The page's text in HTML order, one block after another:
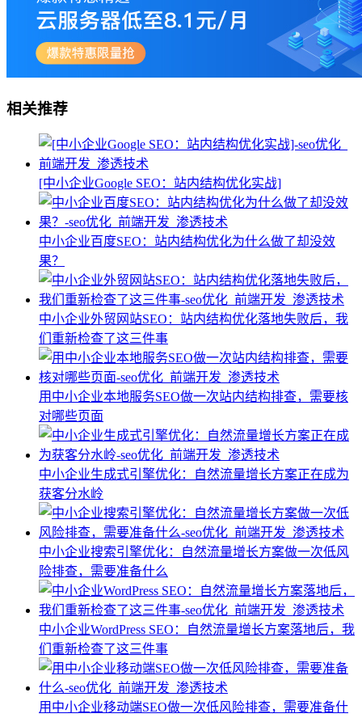
相关推荐
[中小企业Google SEO：站内结构优化实战]
中小企业百度SEO：站内结构优化为什么做了却没效
果？
中小企业外贸网站SEO：站内结构优化落地失败后，我
们重新检查了这三件事
用中小企业本地服务SEO做一次站内结构排查，需要核
对哪些页面
中小企业生成式引擎优化：自然流量增长方案正在成为
获客分水岭
中小企业搜索引擎优化：自然流量增长方案做一次低风
险排查，需要准备什么
中小企业WordPress SEO：自然流量增长方案落地后，我
们重新检查了这三件事
用中小企业移动端SEO做一次低风险排查，需要准备什